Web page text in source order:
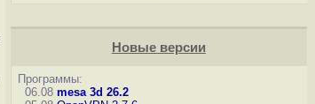
Новые версии
Программы:
06.08 mesa 3d 26.2